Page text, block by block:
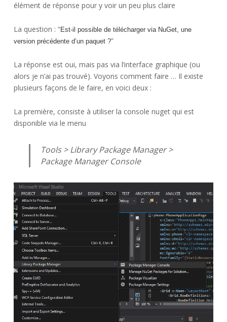
élément de réponse pour y voir un peu plus claire
La question : “Est-il possible de télécharger via NuGet, une
version précédente d’un paquet ?”
La réponse est oui, mais pas via l’interface graphique (ou
alors je n’ai pas trouvé). Voyons comment faire … Il existe
plusieurs façons de le faire, en voici deux :
La première, consiste à utiliser la console nuget qui est
disponible via le menu
Tools > Library Package Manager >
Package Manager Console